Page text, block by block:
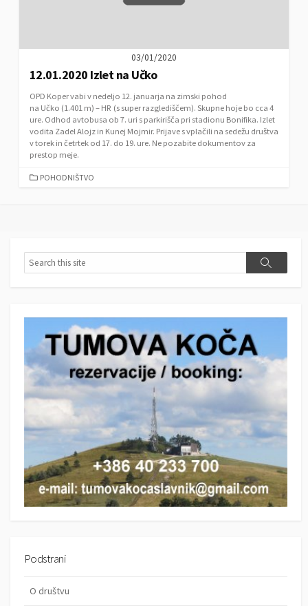
03/01/2020
12.01.2020 Izlet na Učko
OPD Koper vabi v nedeljo 12. januarja na zimski pohod
na Učko (1.401 m) – HR (s super razglediščem). Skupne hoje bo cca 4
ure. Odhod avtobusa ob 7. uri s parkirišča pri stadionu Bonifika. Izlet
vodita Zadel Alojz in Kunej Mojmir. Prijave s vplačili na sedežu društva
v torek in četrtek od 17. do 19. ure. Ne pozabite dokumentov za
prestop meje.
C
R
I
POHODNIŠTVO
e
S
c
Podstrani
O društvu